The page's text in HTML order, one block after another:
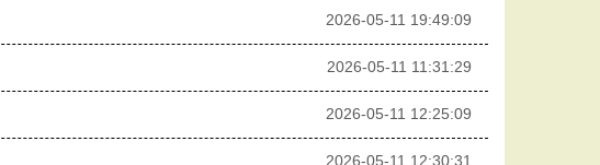
2026-05-11 19:49:09
2026-05-11 11:31:29
2026-05-11 12:25:09
2026-05-11 12:30:31